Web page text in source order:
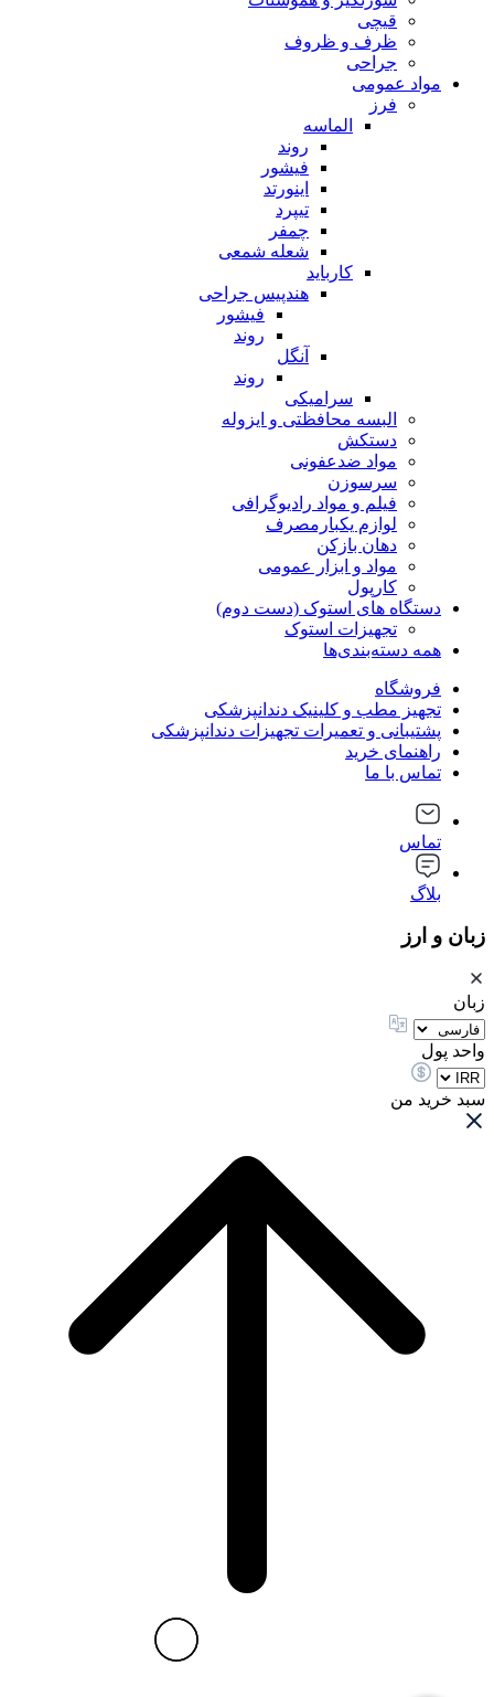
قیچی
ظرف و ظروف
جراحی
مواد عمومی
فرز
الماسه
روند
فیشور
اینورتد
تیپرد
چمفر
شعله شمعی
کارباید
هندپیس جراحی
فیشور
روند
آنگل
روند
سرامیکی
البسه محافظتی و ایزوله
دستکش
مواد ضدعفونی
سرسوزن
فیلم و مواد رادیوگرافی
لوازم یکبارمصرف
دهان بازکن
مواد و ابزار عمومی
کارپول
دستگاه های استوک (دست دوم)
تجهیزات استوک
همه دسته‌بندی‌ها
فروشگاه
تجهیز مطب و کلینیک دندانپزشکی
پشتیبانی و تعمیرات تجهیزات دندانپزشکی
راهنمای خرید
تماس با ما
تماس
بلاگ
زبان و ارز
زبان
واحد پول
سبد خرید من